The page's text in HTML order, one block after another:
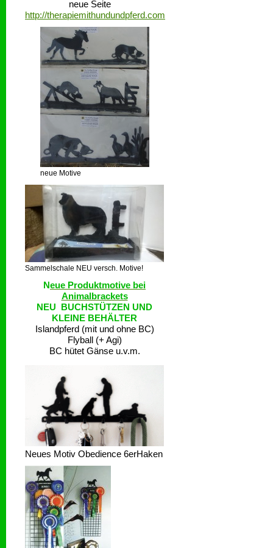
neue Seite
http://therapiemithundundpferd.com
neue Motive
Sammelschale NEU versch. Motive!
Neue Produktmotive bei
Animalbrackets
NEU BUCHSTÜTZEN UND
KLEINE BEHÄLTER
Islandpferd (mit und ohne BC)
Flyball (+ Agi)
BC hütet Gänse u.v.m.
Neues Motiv Obedience 6erHaken